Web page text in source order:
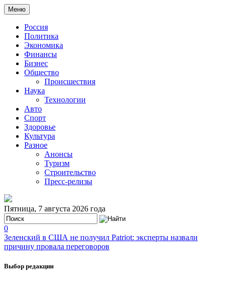
Меню
Россия
Политика
Экономика
Финансы
Бизнес
Общество
Происшествия
Наука
Технологии
Авто
Спорт
Здоровье
Культура
Разное
Анонсы
Туризм
Строительство
Пресс-релизы
Пятница, 7 августа 2026 года
0
Зеленский в США не получил Patriot: эксперты назвали
причину провала переговоров
Выбор редакции